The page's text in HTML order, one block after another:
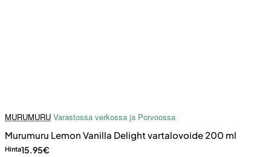
MURUMURU Varastossa verkossa ja Porvoossa
Murumuru Lemon Vanilla Delight vartalovoide 200 ml
Hinta15.95€